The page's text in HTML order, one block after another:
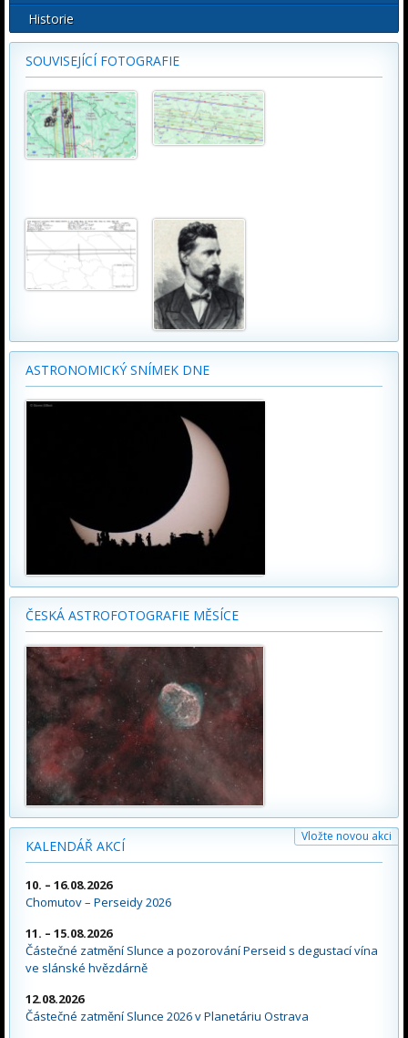
Historie
SOUVISEJÍCÍ FOTOGRAFIE
ASTRONOMICKÝ SNÍMEK DNE
ČESKÁ ASTROFOTOGRAFIE MĚSÍCE
KALENDÁŘ AKCÍ
Vložte novou akci
10. – 16.08.2026
Chomutov – Perseidy 2026
11. – 15.08.2026
Částečné zatmění Slunce a pozorování Perseid s degustací vína
ve slánské hvězdárně
12.08.2026
Částečné zatmění Slunce 2026 v Planetáriu Ostrava